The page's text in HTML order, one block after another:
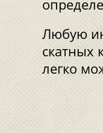
Любую
скатных
легко